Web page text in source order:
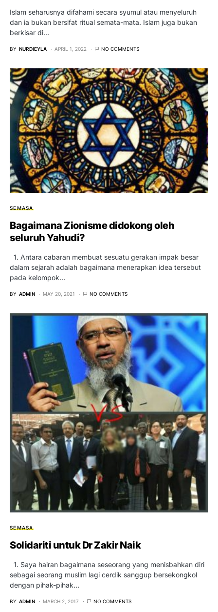
Islam seharusnya difahami secara syumul atau menyeluruh
dan ia bukan bersifat ritual semata-mata. Islam juga bukan
berkisar di…
BY NURDIEYLA APRIL 1, 2022 NO COMMENTS
SEMASA
Bagaimana Zionisme didokong oleh
seluruh Yahudi?
1. Antara cabaran membuat sesuatu gerakan impak besar
dalam sejarah adalah bagaimana menerapkan idea tersebut
pada kelompok…
BY ADMIN MAY 20, 2021 NO COMMENTS
SEMASA
Solidariti untuk Dr Zakir Naik
1. Saya hairan bagaimana seseorang yang menisbahkan diri
sebagai seorang muslim lagi cerdik sanggup bersekongkol
dengan pihak-pihak…
BY ADMIN MARCH 2, 2017 NO COMMENTS